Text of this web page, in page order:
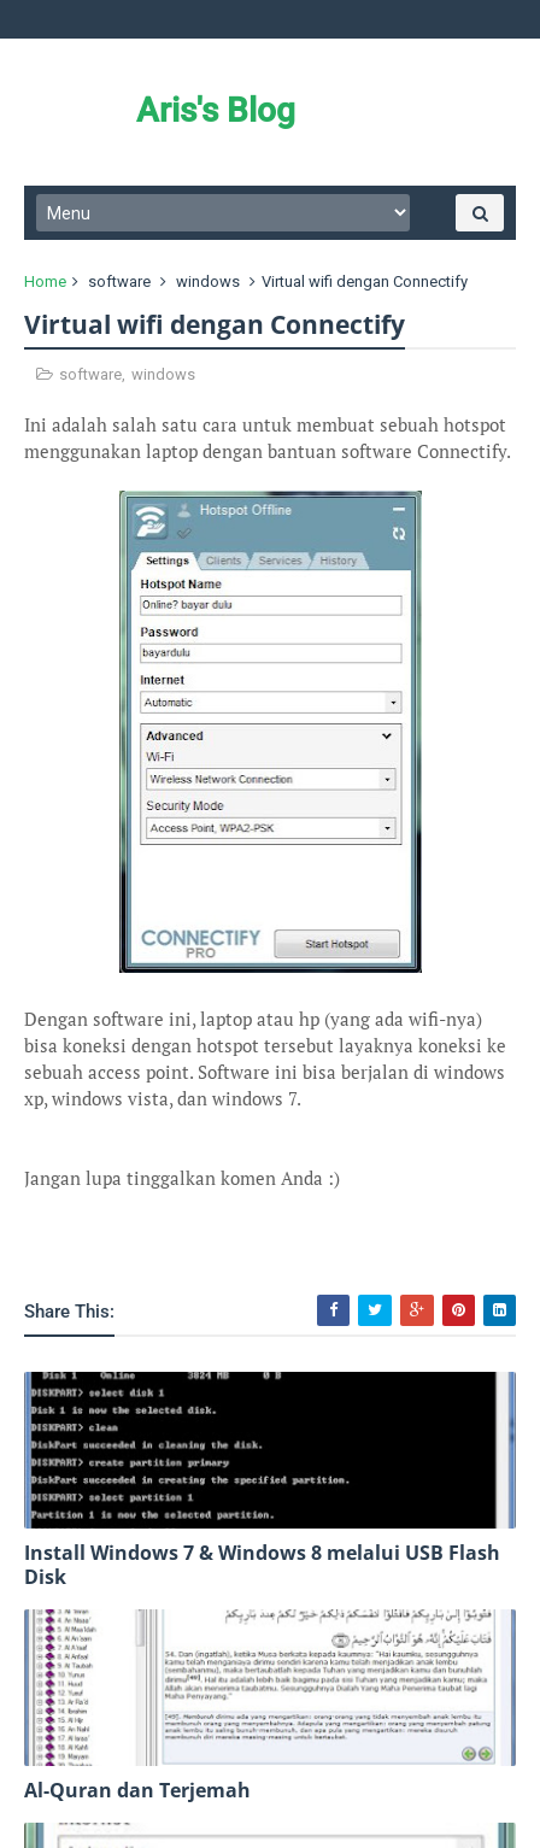
Aris's Blog
Home software windows Virtual wifi dengan Connectify
Virtual wifi dengan Connectify
software, windows
Ini adalah salah satu cara untuk membuat sebuah hotspot
menggunakan laptop dengan bantuan software Connectify.
Dengan software ini, laptop atau hp (yang ada wifi-nya)
bisa koneksi dengan hotspot tersebut layaknya koneksi ke
sebuah access point. Software ini bisa berjalan di windows
xp, windows vista, dan windows 7.
Jangan lupa tinggalkan komen Anda :)
Share This:
Install Windows 7 & Windows 8 melalui USB Flash
Disk
Al-Quran dan Terjemah